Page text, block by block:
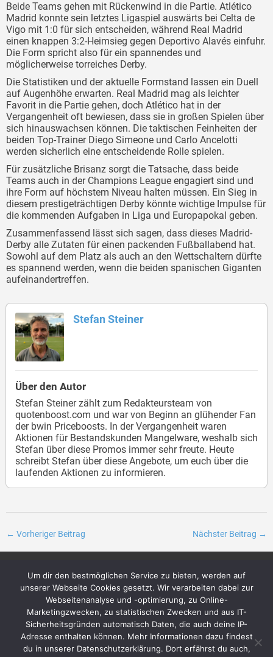
Beide Teams gehen mit Rückenwind in die Partie. Atlético
Madrid konnte sein letztes Ligaspiel auswärts bei Celta de
Vigo mit 1:0 für sich entscheiden, während Real Madrid
einen knappen 3:2-Heimsieg gegen Deportivo Alavés einfuhr.
Die Form spricht also für ein spannendes und
möglicherweise torreiches Derby.
Die Statistiken und der aktuelle Formstand lassen ein Duell
auf Augenhöhe erwarten. Real Madrid mag als leichter
Favorit in die Partie gehen, doch Atlético hat in der
Vergangenheit oft bewiesen, dass sie in großen Spielen über
sich hinauswachsen können. Die taktischen Feinheiten der
beiden Top-Trainer Diego Simeone und Carlo Ancelotti
werden sicherlich eine entscheidende Rolle spielen.
Für zusätzliche Brisanz sorgt die Tatsache, dass beide
Teams auch in der Champions League engagiert sind und
ihre Form auf höchstem Niveau halten müssen. Ein Sieg in
diesem prestigeträchtigen Derby könnte wichtige Impulse für
die kommenden Aufgaben in Liga und Europapokal geben.
Zusammenfassend lässt sich sagen, dass dieses Madrid-
Derby alle Zutaten für einen packenden Fußballabend hat.
Sowohl auf dem Platz als auch an den Wettschaltern dürfte
es spannend werden, wenn die beiden spanischen Giganten
aufeinandertreffen.
Stefan Steiner
Über den Autor
Stefan Steiner zählt zum Redakteursteam von
quotenboost.com und war von Beginn an glühender Fan
der bwin Priceboosts. In der Vergangenheit waren
Aktionen für Bestandskunden Mangelware, weshalb sich
Stefan über diese Promos immer sehr freute. Heute
schreibt Stefan über diese Angebote, um euch über die
laufenden Aktionen zu informieren.
Nächster Beitrag →
← Vorheriger Beitrag
Archiv
Impressum
Datenschutzerklärung
Über uns
Das Team + unsere Ziele
Kontakt
Um dir den bestmöglichen Service zu bieten, werden auf
unserer Webseite Cookies gesetzt. Wir verarbeiten dabei zur
Webseitenanalyse und -optimierung, zu Online-
Marketingzwecken, zu statistischen Zwecken und aus IT-
Sicherheitsgründen automatisch Daten, die auch deine IP-
Adresse enthalten können. Mehr Informationen dazu findest
du in unserer Datenschutzerklärung. Dort erfährst du auch,